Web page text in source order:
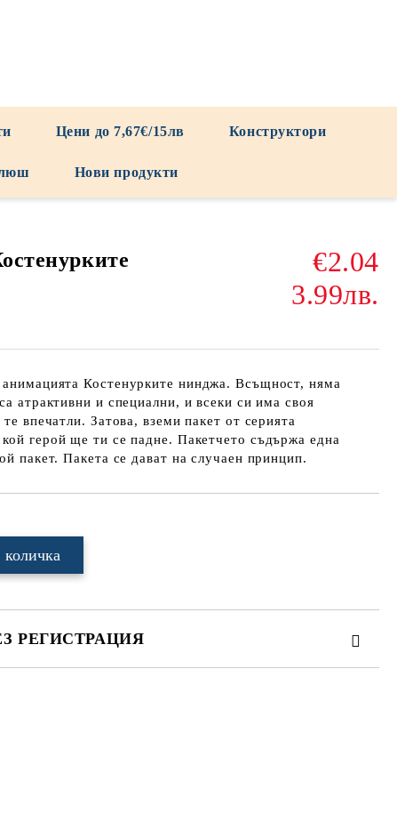
Цени до 7,67€/15лв Конструктори
Нови продукти
€2.04
3.99лв.
Костенурките нинджа. Всъщност, няма
атрактивни и специални, и всеки си има своя
впечатли. Затова, вземи пакет от серията
герой ще ти се падне. Пакетчето съдържа една
пакет. Пакета се дават на случаен принцип.
РЕГИСТРАЦИЯ